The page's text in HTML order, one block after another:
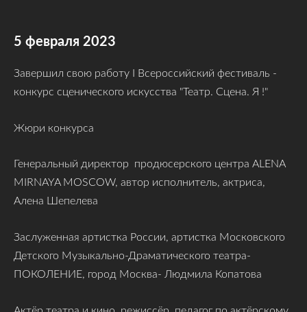
5 февраля 2023
Завершил свою работу I Всероссийский фестиваль -
конкурс сценического искусства "Театр. Сцена. Я !"
Жюри конкурса
Генеральный директор продюсерского центра ALENA
MIRNAYA MOSCOW, автор исполнитель, актриса,
Алена Шепелева
Заслуженная артистка России, артистка Московского
Детского Музыкально-Драматического театра-
ПОКОЛЕНИЕ, город Москва- Людмила Копатова